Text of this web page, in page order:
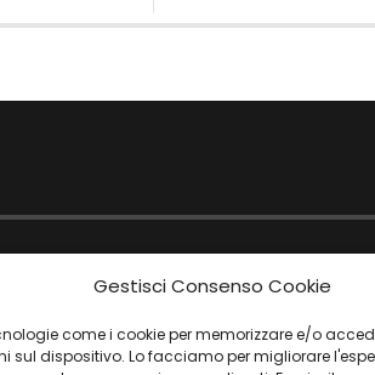
Gestisci Consenso Cookie
come i cookie per memorizzare e/o
sul dispositivo. Lo facciamo per migliorare